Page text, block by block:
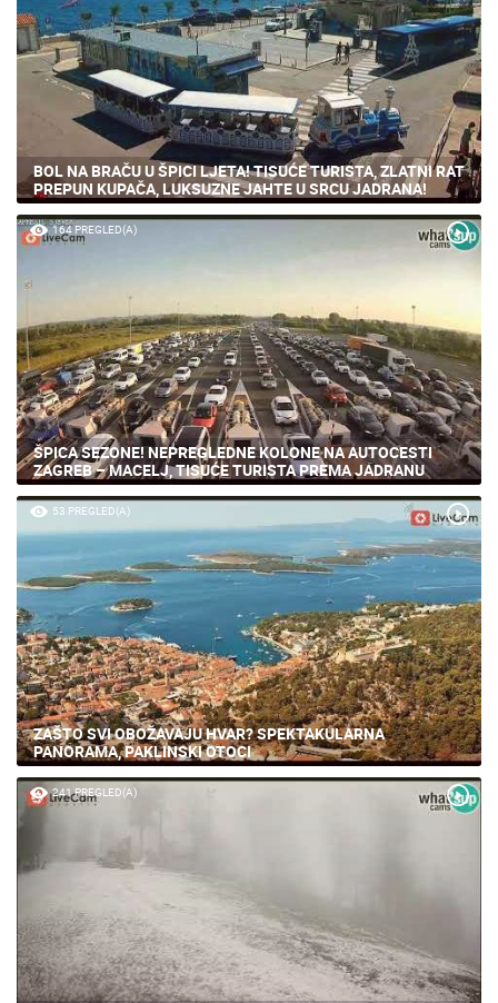
BOL NA BRAČU U ŠPICI LJETA! TISUĆE TURISTA, ZLATNI RAT
PREPUN KUPAČA, LUKSUZNE JAHTE U SRCU JADRANA!
164 PREGLED(A)
ŠPICA SEZONE! NEPREGLEDNE KOLONE NA AUTOCESTI
ZAGREB – MACELJ, TISUĆE TURISTA PREMA JADRANU
53 PREGLED(A)
ZAŠTO SVI OBOŽAVAJU HVAR? SPEKTAKULARNA
PANORAMA, PAKLINSKI OTOCI
241 PREGLED(A)